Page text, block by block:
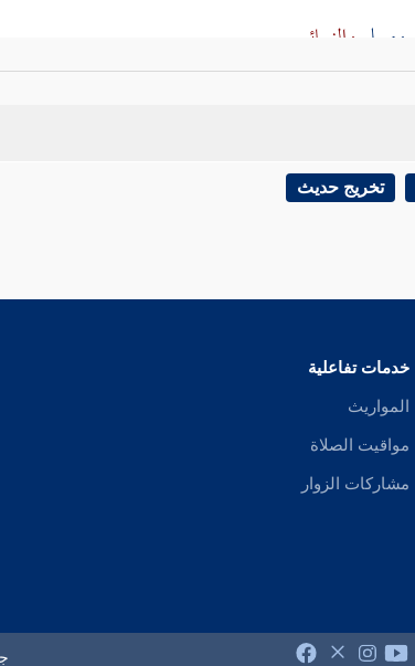
ومسلم والنسائي
تخريج حديث
خدمات تفاعلية
المواريث
مواقيت الصلاة
مشاركات الزوار